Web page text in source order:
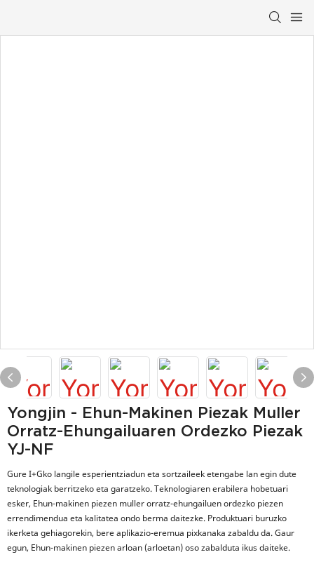
Yongjin - Ehun-Makinen Piezak Muller
Orratz-Ehungailuaren Ordezko Piezak
YJ-NF
Gure I+Gko langile esperientziadun eta sortzaileek etengabe lan egin dute
teknologiak berritzeko eta garatzeko. Teknologiaren erabilera hobetuari
esker, Ehun-makinen piezen muller orratz-ehungailuen ordezko piezen
errendimendua eta kalitatea ondo berma daitezke. Produktuari buruzko
ikerketa gehiagorekin, bere aplikazio-eremua pixkanaka zabaldu da. Gaur
egun, Ehun-makinen piezen arloan (arloetan) oso zabalduta ikus daiteke.